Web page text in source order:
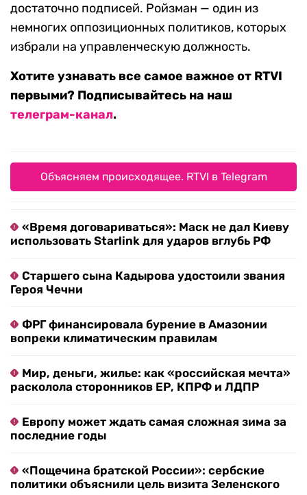
достаточно подписей. Ройзман — один из
немногих оппозиционных политиков, которых
избрали на управленческую должность.
Хотите узнавать все самое важное от RTVI
первыми? Подписывайтесь на наш
телеграм-канал.
Объясняем происходящее. RTVI в Telegram
«Время договариваться»: Маск не дал Киеву
использовать Starlink для ударов вглубь РФ
Старшего сына Кадырова удостоили звания
Героя Чечни
ФРГ финансировала бурение в Амазонии
вопреки климатическим правилам
Мир, деньги, жилье: как «российская мечта»
расколола сторонников ЕР, КПРФ и ЛДПР
Европу может ждать самая сложная зима за
последние годы
«Пощечина братской России»: сербские
политики объяснили цель визита Зеленского